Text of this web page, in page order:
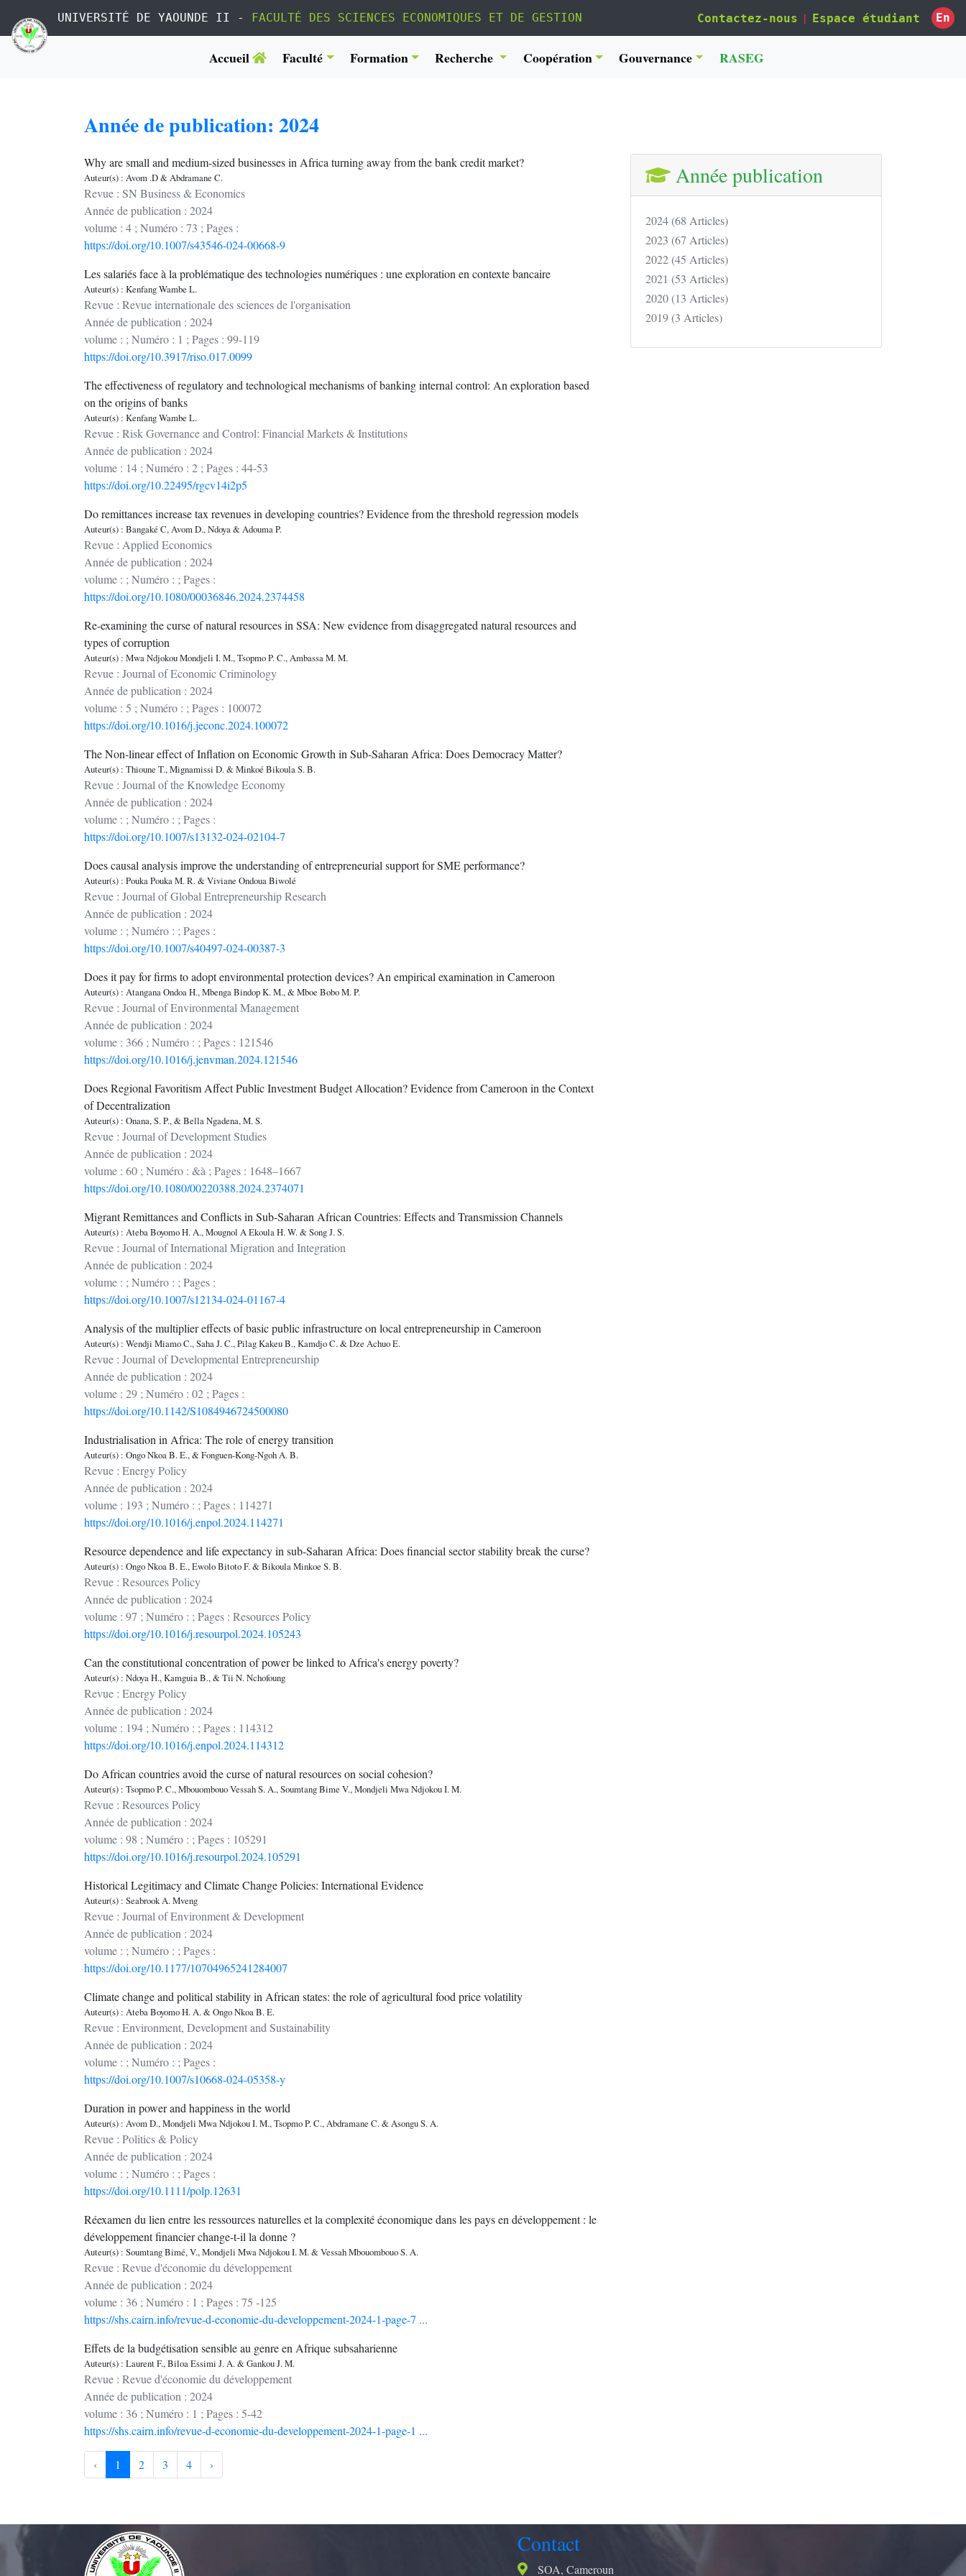
UNIVERSITÉ DE YAOUNDE II - FACULTÉ DES SCIENCES ECONOMIQUES ET DE GESTION Contactez-nous | Espace étudiant En
Accueil Faculté Formation Recherche Coopération Gouvernance RASEG
Année de publication: 2024
Why are small and medium-sized businesses in Africa turning away from the bank credit market?
Auteur(s) : Avom .D & Abdramane C.
Revue : SN Business & Economics
Année de publication : 2024
volume : 4 ; Numéro : 73 ; Pages :
https://doi.org/10.1007/s43546-024-00668-9
Les salariés face à la problématique des technologies numériques : une exploration en contexte bancaire
Auteur(s) : Kenfang Wambe L.
Revue : Revue internationale des sciences de l'organisation
Année de publication : 2024
volume : ; Numéro : 1 ; Pages : 99-119
https://doi.org/10.3917/riso.017.0099
The effectiveness of regulatory and technological mechanisms of banking internal control: An exploration based
on the origins of banks
Auteur(s) : Kenfang Wambe L.
Revue : Risk Governance and Control: Financial Markets & Institutions
Année de publication : 2024
volume : 14 ; Numéro : 2 ; Pages : 44-53
https://doi.org/10.22495/rgcv14i2p5
Do remittances increase tax revenues in developing countries? Evidence from the threshold regression models
Auteur(s) : Bangaké C, Avom D., Ndoya & Adouma P.
Revue : Applied Economics
Année de publication : 2024
volume : ; Numéro : ; Pages :
https://doi.org/10.1080/00036846.2024.2374458
Re-examining the curse of natural resources in SSA: New evidence from disaggregated natural resources and
types of corruption
Auteur(s) : Mwa Ndjokou Mondjeli I. M., Tsopmo P. C., Ambassa M. M.
Revue : Journal of Economic Criminology
Année de publication : 2024
volume : 5 ; Numéro : ; Pages : 100072
https://doi.org/10.1016/j.jeconc.2024.100072
The Non-linear effect of Inflation on Economic Growth in Sub-Saharan Africa: Does Democracy Matter?
Auteur(s) : Thioune T., Mignamissi D. & Minkoé Bikoula S. B.
Revue : Journal of the Knowledge Economy
Année de publication : 2024
volume : ; Numéro : ; Pages :
https://doi.org/10.1007/s13132-024-02104-7
Does causal analysis improve the understanding of entrepreneurial support for SME performance?
Auteur(s) : Pouka Pouka M. R. & Viviane Ondoua Biwolé
Revue : Journal of Global Entrepreneurship Research
Année de publication : 2024
volume : ; Numéro : ; Pages :
https://doi.org/10.1007/s40497-024-00387-3
Does it pay for firms to adopt environmental protection devices? An empirical examination in Cameroon
Auteur(s) : Atangana Ondoa H., Mbenga Bindop K. M., & Mboe Bobo M. P.
Revue : Journal of Environmental Management
Année de publication : 2024
volume : 366 ; Numéro : ; Pages : 121546
https://doi.org/10.1016/j.jenvman.2024.121546
Does Regional Favoritism Affect Public Investment Budget Allocation? Evidence from Cameroon in the Context
of Decentralization
Auteur(s) : Onana, S. P., & Bella Ngadena, M. S.
Revue : Journal of Development Studies
Année de publication : 2024
volume : 60 ; Numéro : &à ; Pages : 1648–1667
https://doi.org/10.1080/00220388.2024.2374071
Migrant Remittances and Conflicts in Sub-Saharan African Countries: Effects and Transmission Channels
Auteur(s) : Ateba Boyomo H. A., Mougnol A Ekoula H. W. & Song J. S.
Revue : Journal of International Migration and Integration
Année de publication : 2024
volume : ; Numéro : ; Pages :
https://doi.org/10.1007/s12134-024-01167-4
Analysis of the multiplier effects of basic public infrastructure on local entrepreneurship in Cameroon
Auteur(s) : Wendji Miamo C., Saha J. C., Pilag Kakeu B., Kamdjo C. & Dze Achuo E.
Revue : Journal of Developmental Entrepreneurship
Année de publication : 2024
volume : 29 ; Numéro : 02 ; Pages :
https://doi.org/10.1142/S1084946724500080
Industrialisation in Africa: The role of energy transition
Auteur(s) : Ongo Nkoa B. E., & Fonguen-Kong-Ngoh A. B.
Revue : Energy Policy
Année de publication : 2024
volume : 193 ; Numéro : ; Pages : 114271
https://doi.org/10.1016/j.enpol.2024.114271
Resource dependence and life expectancy in sub-Saharan Africa: Does financial sector stability break the curse?
Auteur(s) : Ongo Nkoa B. E., Ewolo Bitoto F. & Bikoula Minkoe S. B.
Revue : Resources Policy
Année de publication : 2024
volume : 97 ; Numéro : ; Pages : Resources Policy
https://doi.org/10.1016/j.resourpol.2024.105243
Can the constitutional concentration of power be linked to Africa's energy poverty?
Auteur(s) : Ndoya H., Kamguia B., & Tii N. Nchofoung
Revue : Energy Policy
Année de publication : 2024
volume : 194 ; Numéro : ; Pages : 114312
https://doi.org/10.1016/j.enpol.2024.114312
Do African countries avoid the curse of natural resources on social cohesion?
Auteur(s) : Tsopmo P. C., Mbouombouo Vessah S. A., Soumtang Bime V., Mondjeli Mwa Ndjokou I. M.
Revue : Resources Policy
Année de publication : 2024
volume : 98 ; Numéro : ; Pages : 105291
https://doi.org/10.1016/j.resourpol.2024.105291
Historical Legitimacy and Climate Change Policies: International Evidence
Auteur(s) : Seabrook A. Mveng
Revue : Journal of Environment & Development
Année de publication : 2024
volume : ; Numéro : ; Pages :
https://doi.org/10.1177/10704965241284007
Climate change and political stability in African states: the role of agricultural food price volatility
Auteur(s) : Ateba Boyomo H. A. & Ongo Nkoa B. E.
Revue : Environment, Development and Sustainability
Année de publication : 2024
volume : ; Numéro : ; Pages :
https://doi.org/10.1007/s10668-024-05358-y
Duration in power and happiness in the world
Auteur(s) : Avom D., Mondjeli Mwa Ndjokou I. M., Tsopmo P. C., Abdramane C. & Asongu S. A.
Revue : Politics & Policy
Année de publication : 2024
volume : ; Numéro : ; Pages :
https://doi.org/10.1111/polp.12631
Réexamen du lien entre les ressources naturelles et la complexité économique dans les pays en développement : le
développement financier change-t-il la donne ?
Auteur(s) : Soumtang Bimé, V., Mondjeli Mwa Ndjokou I. M. & Vessah Mbouombouo S. A.
Revue : Revue d'économie du développement
Année de publication : 2024
volume : 36 ; Numéro : 1 ; Pages : 75 -125
https://shs.cairn.info/revue-d-economie-du-developpement-2024-1-page-7 ...
Effets de la budgétisation sensible au genre en Afrique subsaharienne
Auteur(s) : Laurent F., Biloa Essimi J. A. & Gankou J. M.
Revue : Revue d'économie du développement
Année de publication : 2024
volume : 36 ; Numéro : 1 ; Pages : 5-42
https://shs.cairn.info/revue-d-economie-du-developpement-2024-1-page-1 ...
‹ 1 2 3 4 ›
Année publication
2024 (68 Articles)
2023 (67 Articles)
2022 (45 Articles)
2021 (53 Articles)
2020 (13 Articles)
2019 (3 Articles)
Contact
SOA, Cameroun